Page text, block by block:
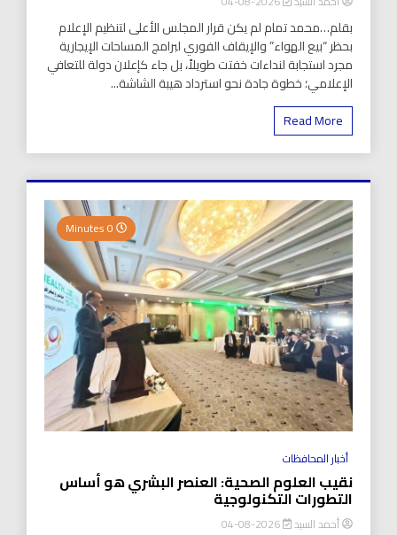
بقلم…محمد تمام لم يكن قرار المجلس الأعلى لتنظيم الإعلام
بحظر “بيع الهواء” والإيقاف الفوري لبرامج المساحات الإيجارية
مجرد استجابة لنداءات خفتت طويلاً، بل جاء كإعلان دولة للتعافي
الإعلامي؛ خطوة جادة نحو استرداد هيبة الشاشة...
Read More
أخبار المحافظات
نقيب العلوم الصحية: العنصر البشري هو أساس
التطورات التكنولوجية
أحمد السيد 2026-08-04